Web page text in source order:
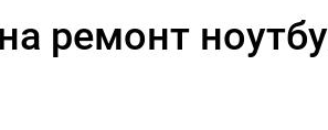
ремонт